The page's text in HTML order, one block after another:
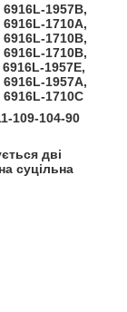
1957B,
1710A,
1710B,
1710B,
1957E,
1957A,
1710C
109-104-90
дві
суцільна